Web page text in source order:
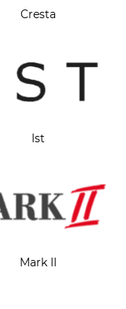
Cresta
Ist
Mark II